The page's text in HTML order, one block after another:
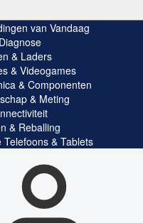
van Vandaag
& Laders
& Videogames
& Componenten
& Meting
& Reballing
Telefoons & Tablets